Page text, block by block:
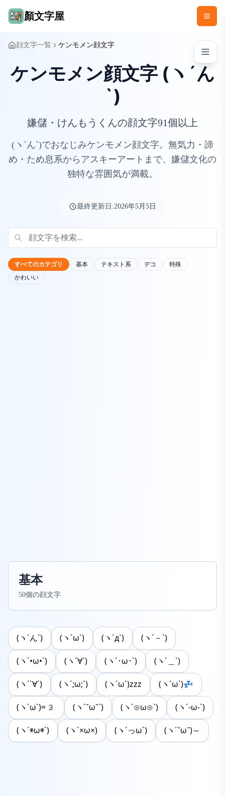
顏文字屋
顔文字一覧 ケンモメン顔文字
ケンモメン顔文字 (ヽ´ん
`)
嫌儲・けんもうくんの顔文字91個以上
(ヽ´ん`)でおなじみケンモメン顔文字。無気力・諦
め・ため息系からアスキーアートまで、嫌儲文化の
独特な雰囲気が満載。
最終更新日:2026年5月5日
すべてのカテゴリ 基本 テキスト系 デコ
特殊
かわいい
基本
50個の顔文字
(ヽ´ん`) (ヽ´ω`) (ヽ´д`) (ヽ´－`)
(ヽ´•ω•`) (ヽ´∀`) (ヽ´･ω･`) (ヽ´＿`)
(ヽ´`∀´) (ヽ´;ω;`) (ヽ´ω`)zzz (ヽ´ω`)💤
(ヽ´ω`)=3 (ヽ´˘ω˘`) (ヽ´⊙ω⊙`) (ヽ´-ω-`)
(ヽ´◉ω◉`) (ヽ´×ω×) (ヽ´っω`) (ヽ´˘ω˘)～